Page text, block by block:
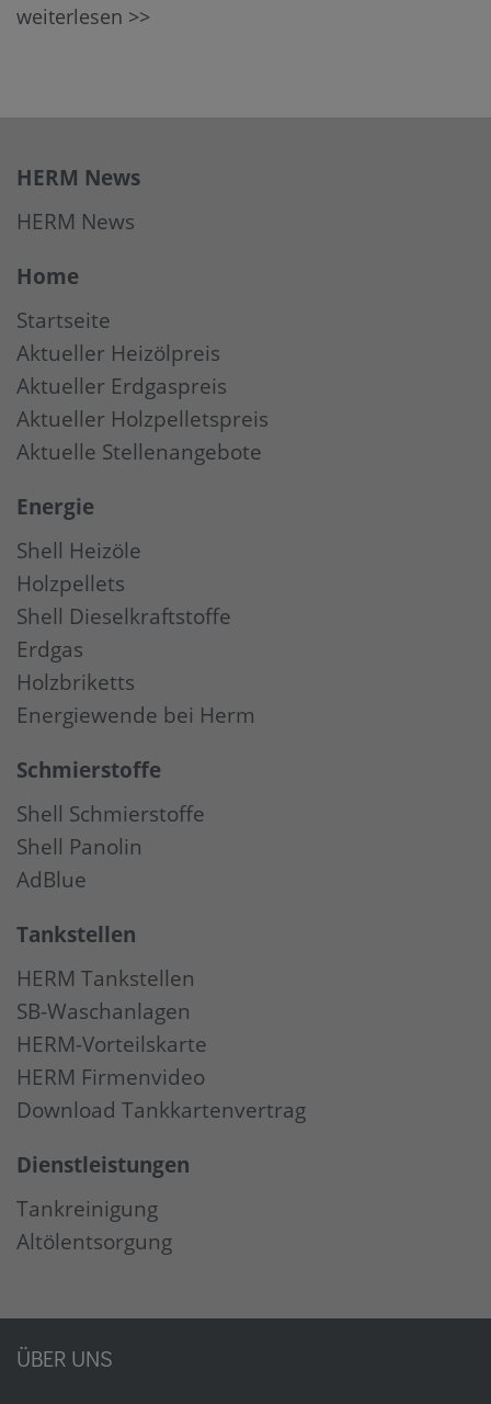
weiterlesen >>
HERM News
HERM News
Home
Startseite
Aktueller Heizölpreis
Aktueller Erdgaspreis
Aktueller Holzpelletspreis
Aktuelle Stellenangebote
Energie
Shell Heizöle
Holzpellets
Shell Dieselkraftstoffe
Erdgas
Holzbriketts
Energiewende bei Herm
Schmierstoffe
Shell Schmierstoffe
Shell Panolin
AdBlue
Tankstellen
HERM Tankstellen
SB-Waschanlagen
HERM-Vorteilskarte
HERM Firmenvideo
Download Tankkartenvertrag
Dienstleistungen
Tankreinigung
Altölentsorgung
ÜBER UNS